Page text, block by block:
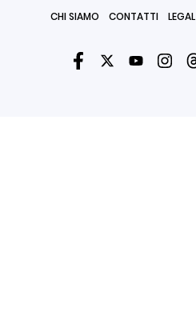
CHI SIAMO CONTATTI LEGAL